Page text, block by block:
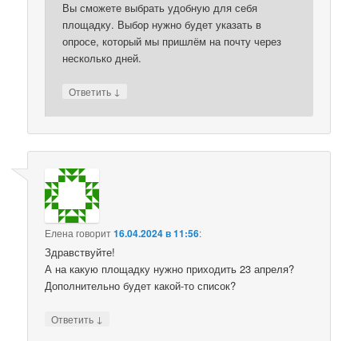
Вы сможете выбрать удобную для себя
площадку. Выбор нужно будет указать в
опросе, который мы пришлём на почту через
несколько дней.
Ответить ↓
Елена говорит16.04.2024 в 11:56:
Здравствуйте!
А на какую площадку нужно приходить 23 апреля?
Дополнительно будет какой-то список?
Ответить ↓